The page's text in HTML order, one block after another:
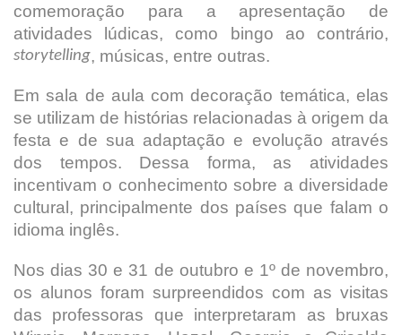
comemoração para a apresentação de
atividades lúdicas, como bingo ao contrário,
storytelling, músicas, entre outras.
Em sala de aula com decoração temática, elas
se utilizam de histórias relacionadas à origem da
festa e de sua adaptação e evolução através
dos tempos. Dessa forma, as atividades
incentivam o conhecimento sobre a diversidade
cultural, principalmente dos países que falam o
idioma inglês.
Nos dias 30 e 31 de outubro e 1º de novembro,
os alunos foram surpreendidos com as visitas
das professoras que interpretaram as bruxas